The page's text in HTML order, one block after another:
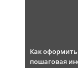
Как оформить
пошаговая